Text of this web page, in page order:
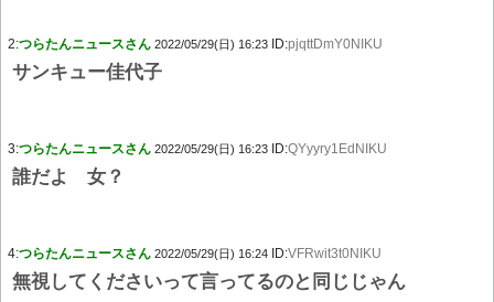
2:つらたんニュースさん 2022/05/29(日) 16:23 ID:pjqttDmY0NIKU
サンキュー佳代子
3:つらたんニュースさん 2022/05/29(日) 16:23 ID:QYyyry1EdNIKU
誰だよ 女？
4:つらたんニュースさん 2022/05/29(日) 16:24 ID:VFRwit3t0NIKU
無視してくださいって言ってるのと同じじゃん